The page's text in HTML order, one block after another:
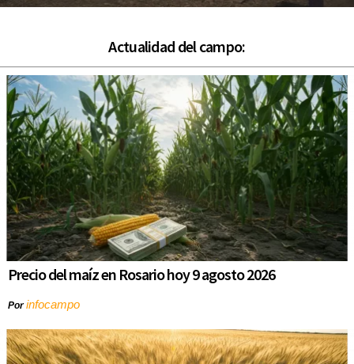
Actualidad del campo:
Precio del maíz en Rosario hoy 9 agosto 2026
Porinfocampo